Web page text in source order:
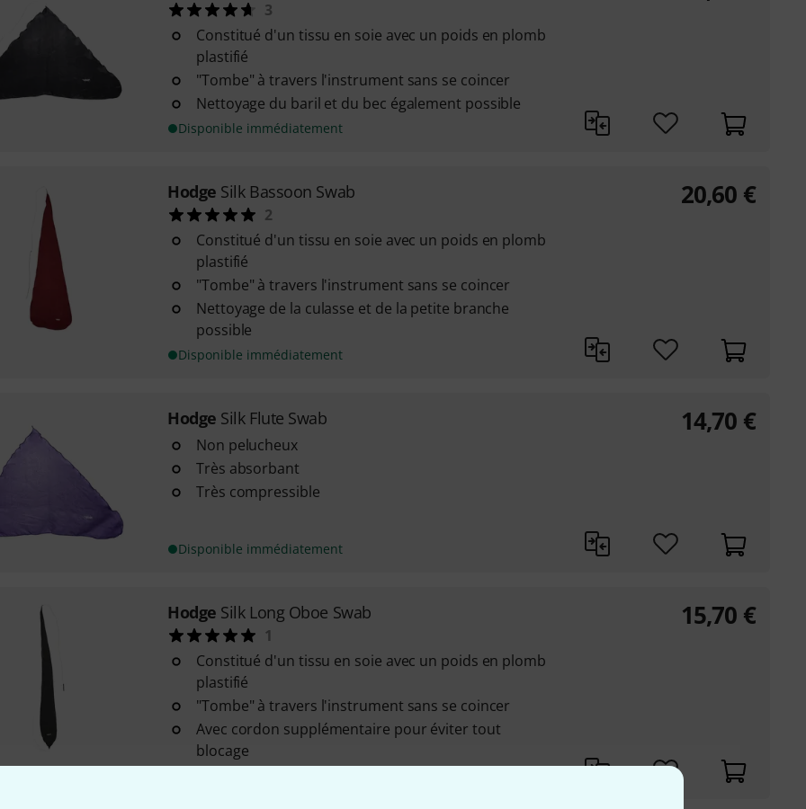
3
Constitué d'un tissu en soie avec un poids en plomb
plastifié
"Tombe" à travers l'instrument sans se coincer
Nettoyage du baril et du bec également possible
Disponible immédiatement
Hodge Silk Bassoon Swab
2
Constitué d'un tissu en soie avec un poids en plomb
plastifié
"Tombe" à travers l'instrument sans se coincer
Nettoyage de la culasse et de la petite branche
possible
Disponible immédiatement
20,60 €
Hodge Silk Flute Swab
Non pelucheux
Très absorbant
Très compressible
Disponible immédiatement
14,70 €
Hodge Silk Long Oboe Swab
1
Constitué d'un tissu en soie avec un poids en plomb
plastifié
"Tombe" à travers l'instrument sans se coincer
Avec cordon supplémentaire pour éviter tout
blocage
15,70 €